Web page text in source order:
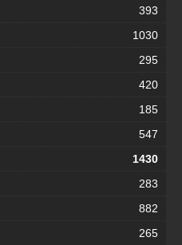
393
1030
295
420
185
547
1430
283
882
265